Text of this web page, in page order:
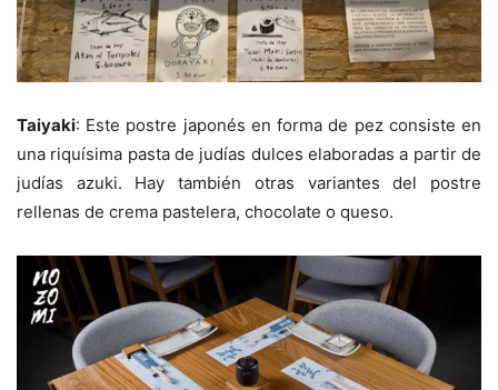
Taiyaki: Este postre japonés en forma de pez consiste en
una riquísima pasta de judías dulces elaboradas a partir de
judías azuki. Hay también otras variantes del postre
rellenas de crema pastelera, chocolate o queso.